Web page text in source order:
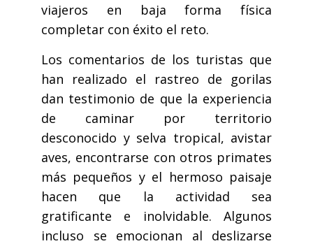
viajeros en baja forma física
completar con éxito el reto.
Los comentarios de los turistas que
han realizado el rastreo de gorilas
dan testimonio de que la experiencia
de caminar por territorio
desconocido y selva tropical, avistar
aves, encontrarse con otros primates
más pequeños y el hermoso paisaje
hacen que la actividad sea
gratificante e inolvidable. Algunos
incluso se emocionan al deslizarse